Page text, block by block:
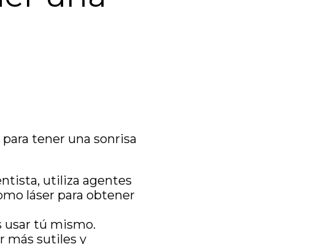
para tener una sonrisa
utiliza agentes
láser para obtener
usar tú mismo.
más sutiles y